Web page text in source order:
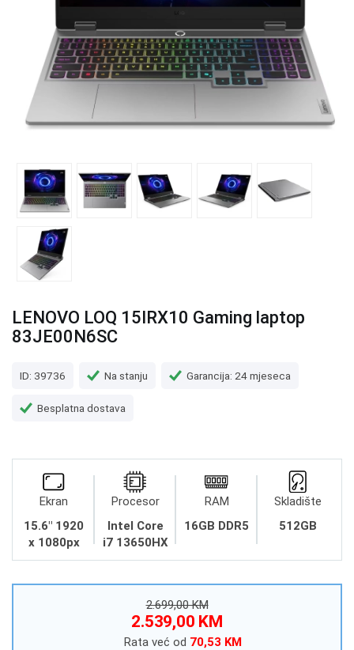
LENOVO LOQ 15IRX10 Gaming laptop
83JE00N6SC
ID: 39736 Na stanju Garancija: 24 mjeseca
Besplatna dostava
Ekran
15.6" 1920
x 1080px
Procesor
Intel Core
i7 13650HX
RAM
16GB DDR5
Skladište
512GB
2.699,00 KM
2.539,00 KM
Rata već od 70,53 KM